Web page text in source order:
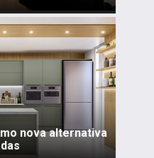
nova alternativa